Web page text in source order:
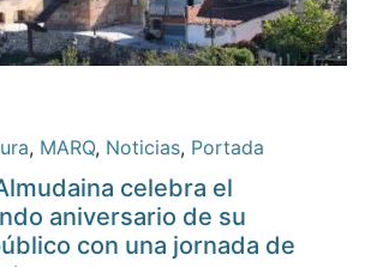
, MARQ, Noticias, Portada
celebra el
aniversario de su
con una jornada de